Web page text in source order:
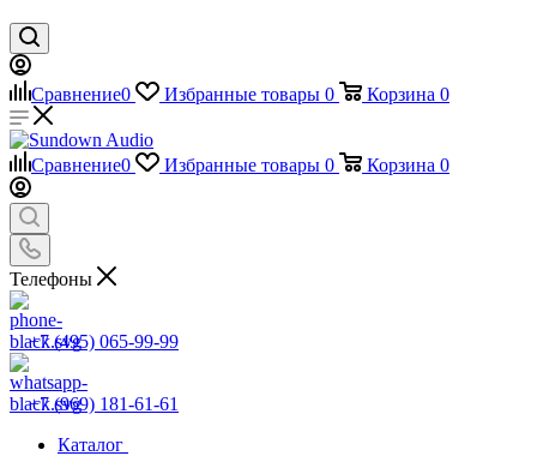
Сравнение0 Избранные товары 0 Корзина 0
Сравнение0 Избранные товары 0 Корзина 0
Телефоны
+7 (495) 065-99-99
+7 (969) 181-61-61
Каталог